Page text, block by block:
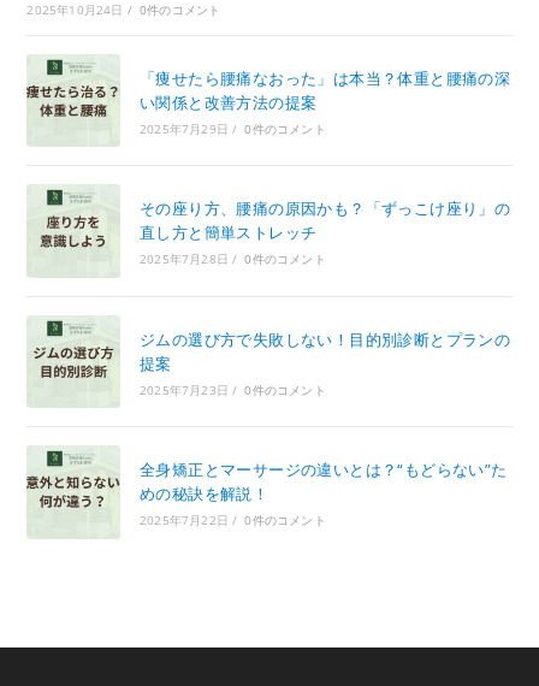
2025年10月24日 / 0件のコメント
「痩せたら腰痛なおった」は本当？体重と腰痛の深
い関係と改善方法の提案
2025年7月29日 / 0件のコメント
その座り方、腰痛の原因かも？「ずっこけ座り」の
直し方と簡単ストレッチ
2025年7月28日 / 0件のコメント
ジムの選び方で失敗しない！目的別診断とプランの
提案
2025年7月23日 / 0件のコメント
全身矯正とマーサージの違いとは？“もどらない”た
めの秘訣を解説！
2025年7月22日 / 0件のコメント